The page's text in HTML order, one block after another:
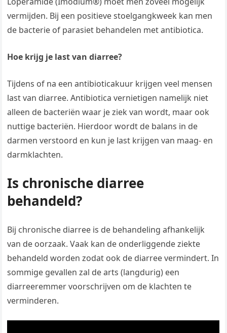
vermijden. Bij een positieve stoelgangkweek kan men
de bacterie of parasiet behandelen met antibiotica.
Hoe krijg je last van diarree?
Tijdens of na een antibioticakuur krijgen veel mensen
last van diarree. Antibiotica vernietigen namelijk niet
alleen de bacteriën waar je ziek van wordt, maar ook
nuttige bacteriën. Hierdoor wordt de balans in de
darmen verstoord en kun je last krijgen van maag- en
darmklachten.
Is chronische diarree
behandeld?
Bij chronische diarree is de behandeling afhankelijk
van de oorzaak. Vaak kan de onderliggende ziekte
behandeld worden zodat ook de diarree vermindert. In
sommige gevallen zal de arts (langdurig) een
diarreeremmer voorschrijven om de klachten te
verminderen.